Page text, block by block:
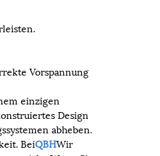
Vorspannung
einzigen
Design
abheben.
BeiQBHWir